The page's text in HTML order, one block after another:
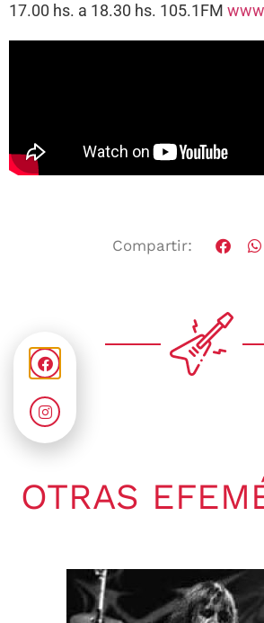
17.00 hs. a 18.30 hs. 105.1FM
Compartir:
OTRAS